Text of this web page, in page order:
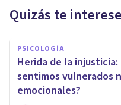
Quizás te interese
PSICOLOGÍA
Herida de la
sentimos vulnerados
emocionales?